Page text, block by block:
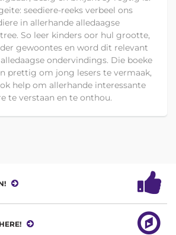
seediere-reeks verbeel ons
in allerhande alledaagse
So leer kinders oor hul grootte,
gewoontes en word dit relevant
ondervindings. Die boeke
prettig om jong lesers te vermaak,
help om allerhande interessante
te verstaan en te onthou.